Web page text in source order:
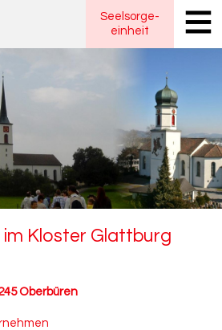
Seelsorge-
einheit
im Klos­ter Glatt­burg
Oberbüren